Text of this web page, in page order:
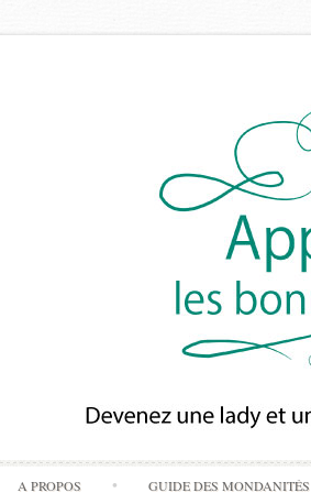
A PROPOS GUIDE DES MONDANITÉS